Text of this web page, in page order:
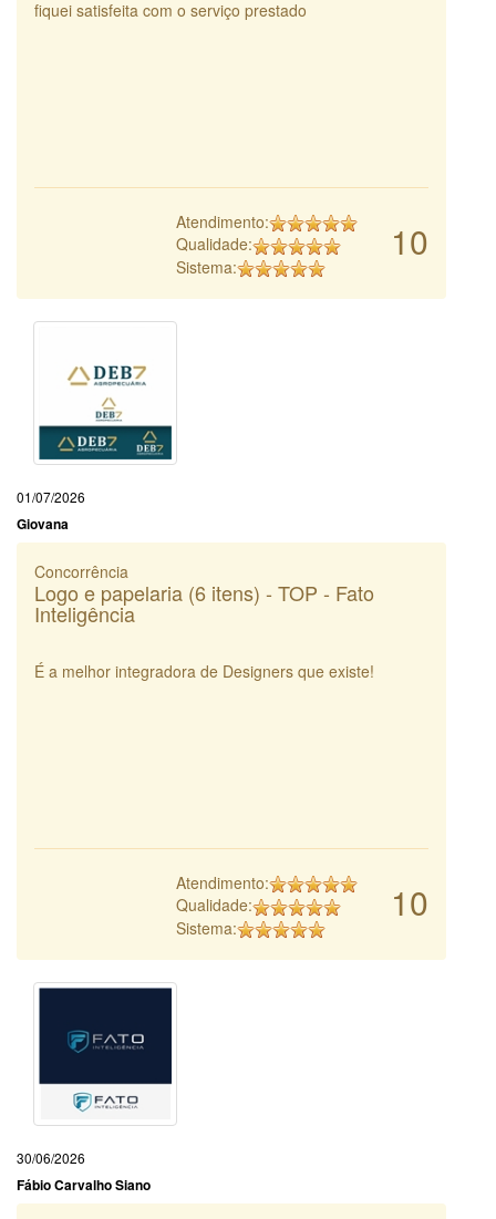
fiquei satisfeita com o serviço prestado
10
Atendimento:
Qualidade:
Sistema:
01/07/2026
Giovana
Concorrência
Logo e papelaria (6 itens) - TOP - Fato
Inteligência
É a melhor integradora de Designers que existe!
10
Atendimento:
Qualidade:
Sistema:
30/06/2026
Fábio Carvalho Siano